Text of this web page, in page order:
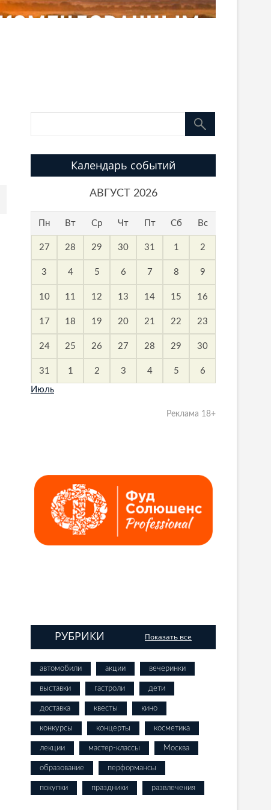
Календарь событий
АВГУСТ 2026
Пн Вт Ср Чт Пт Сб Вс
27 28 29 30 31 1 2
3 4 5 6 7 8 9
10 11 12 13 14 15 16
17 18 19 20 21 22 23
24 25 26 27 28 29 30
31 1 2 3 4 5 6
Июль
Реклама 18+
РУБРИКИ Показать все
автомобили акции вечеринки
выставки гастроли дети
доставка квесты кино
конкурсы концерты косметика
лекции мастер-классы Москва
образование перформансы
покупки праздники развлечения